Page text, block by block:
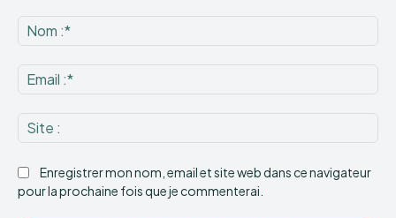
:*
:*
:
Enregistrer mon nom, email et site web dans ce navigateur
pour la prochaine fois que je commenterai.